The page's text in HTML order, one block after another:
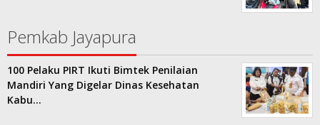
Pemkab Jayapura
100 Pelaku PIRT Ikuti Bimtek Penilaian
Mandiri Yang Digelar Dinas Kesehatan
Kabu…